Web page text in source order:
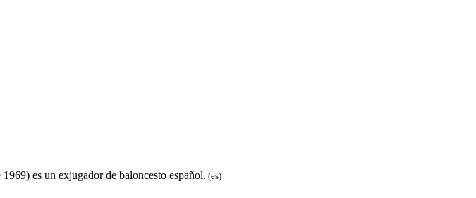
es un exjugador de baloncesto español. (es)